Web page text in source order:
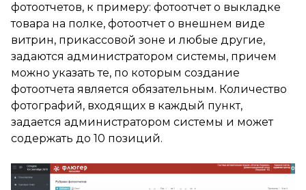
фотоотчетов, к примеру: фотоотчет о выкладке
товара на полке, фотоотчет о внешнем виде
витрин, прикассовой зоне и любые другие,
задаются администратором системы, причем
можно указать те, по которым создание
фотоотчета является обязательным. Количество
фотографий, входящих в каждый пункт,
задается администратором системы и может
содержать до 10 позиций.